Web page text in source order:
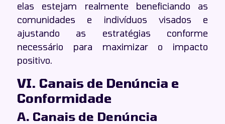
elas estejam realmente beneficiando as
comunidades e indivíduos visados e
ajustando as estratégias conforme
necessário para maximizar o impacto
positivo.
VI. Canais de Denúncia e
Conformidade
A. Canais de Denúncia